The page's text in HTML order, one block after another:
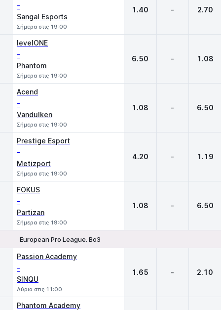
-
Sangal Esports
Σήμερα στις 19:00
1.40 - 2.70
levelONE
-
Phantom
Σήμερα στις 19:00
6.50 - 1.08
Acend
-
Vandulken
Σήμερα στις 19:00
1.08 - 6.50
Prestige Esport
-
Metizport
Σήμερα στις 19:00
4.20 - 1.19
FOKUS
-
Partizan
Σήμερα στις 19:00
1.08 - 6.50
European Pro League. Bo3
Passion Academy
-
SINQU
Αύριο στις 11:00
1.65 - 2.10
Phantom Academy